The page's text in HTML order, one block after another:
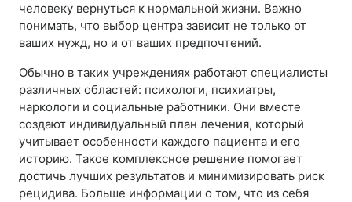
человеку вернуться к нормальной жизни. Важно
понимать, что выбор центра зависит не только от
ваших нужд, но и от ваших предпочтений.
Обычно в таких учреждениях работают специалисты
различных областей: психологи, психиатры,
наркологи и социальные работники. Они вместе
создают индивидуальный план лечения, который
учитывает особенности каждого пациента и его
историю. Такое комплексное решение помогает
достичь лучших результатов и минимизировать риск
рецидива. Больше информации о том, что из себя